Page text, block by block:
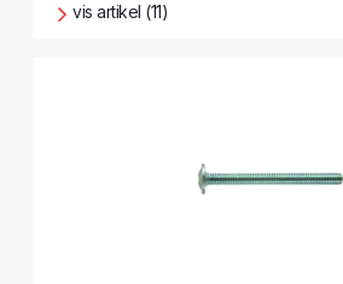
vis artikel (11)